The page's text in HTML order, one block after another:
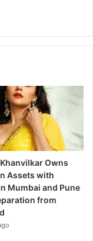
Owns
Assets with
Mumbai and Pune
from